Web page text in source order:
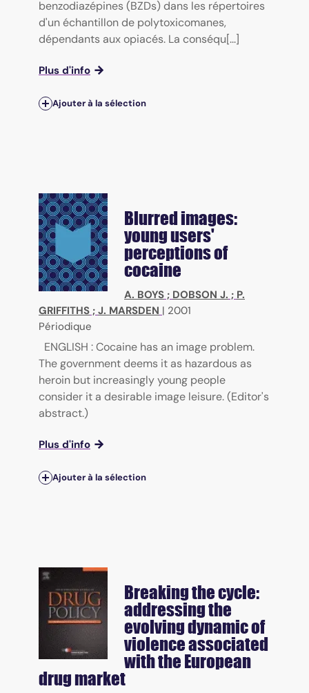
benzodiazépines (BZDs) dans les répertoires
d'un échantillon de polytoxicomanes,
dépendants aux opiacés. La conséqu[...]
Plus d'info
Ajouter à la sélection
Blurred images:
young users'
perceptions of
cocaine
A. BOYS ; DOBSON J. ; P.
GRIFFITHS ; J. MARSDEN | 2001
Périodique
ENGLISH : Cocaine has an image problem.
The government deems it as hazardous as
heroin but increasingly young people
consider it a desirable image leisure. (Editor's
abstract.)
Plus d'info
Ajouter à la sélection
Breaking the cycle:
addressing the
evolving dynamic of
violence associated
with the European
drug market